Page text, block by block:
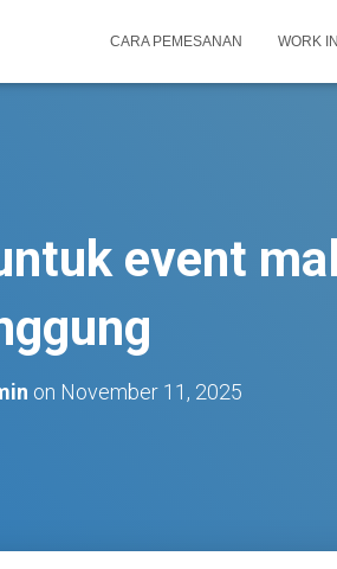
CARA PEMESANAN WORK
event
on November 11, 2025